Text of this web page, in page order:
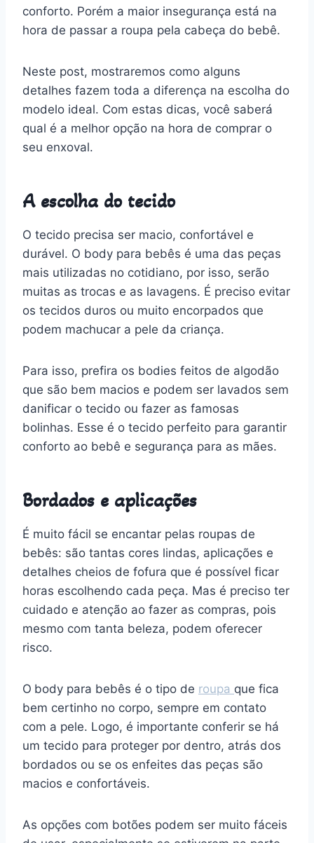
conforto. Porém a maior insegurança está na
hora de passar a roupa pela cabeça do bebê.
Neste post, mostraremos como alguns
detalhes fazem toda a diferença na escolha do
modelo ideal. Com estas dicas, você saberá
qual é a melhor opção na hora de comprar o
seu enxoval.
A escolha do tecido
O tecido precisa ser macio, confortável e
durável. O body para bebês é uma das peças
mais utilizadas no cotidiano, por isso, serão
muitas as trocas e as lavagens. É preciso evitar
os tecidos duros ou muito encorpados que
podem machucar a pele da criança.
Para isso, prefira os bodies feitos de algodão
que são bem macios e podem ser lavados sem
danificar o tecido ou fazer as famosas
bolinhas. Esse é o tecido perfeito para garantir
conforto ao bebê e segurança para as mães.
Bordados e aplicações
É muito fácil se encantar pelas roupas de
bebês: são tantas cores lindas, aplicações e
detalhes cheios de fofura que é possível ficar
horas escolhendo cada peça. Mas é preciso ter
cuidado e atenção ao fazer as compras, pois
mesmo com tanta beleza, podem oferecer
risco.
O body para bebês é o tipo de roupa que fica
bem certinho no corpo, sempre em contato
com a pele. Logo, é importante conferir se há
um tecido para proteger por dentro, atrás dos
bordados ou se os enfeites das peças são
macios e confortáveis.
As opções com botões podem ser muito fáceis